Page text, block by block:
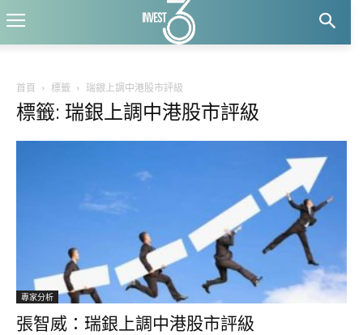
首頁 標籤 瑞銀上調中港股市評級
標籤: 瑞銀上調中港股市評級
專家分析
張智威：瑞銀上調中港股市評級